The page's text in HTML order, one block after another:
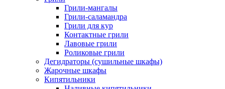
Грили-мангалы
Грили-саламандра
Грили для кур
Контактные грили
Лавовые грили
Роликовые грили
Дегидраторы (сушильные шкафы)
Жарочные шкафы
Кипятильники